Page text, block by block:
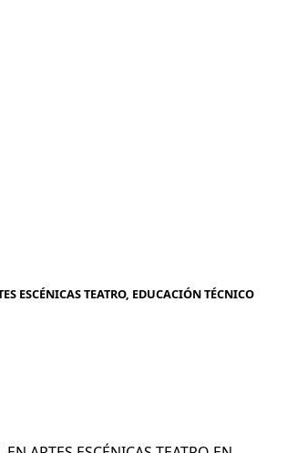
ESCÉNICAS TEATRO, EDUCACIÓN TÉCNICO